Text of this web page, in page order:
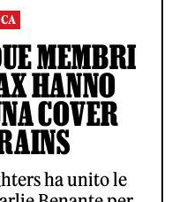
MEMBRI
HANNO
COVER
ha unito le